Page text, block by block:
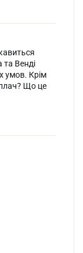
та Венді
умов. Крім
плач? Що це